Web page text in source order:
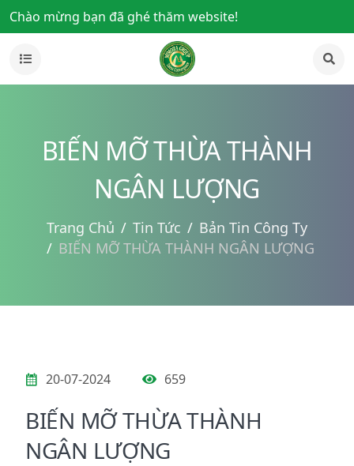
Chào mừng bạn đã ghé thăm website!
BIẾN MỠ THỪA THÀNH
NGÂN LƯỢNG
Trang Chủ Tin Tức
Bản Tin Công Ty
BIẾN MỠ THỪA THÀNH NGÂN LƯỢNG
20-07-2024 659
BIẾN MỠ THỪA THÀNH
NGÂN LƯỢNG